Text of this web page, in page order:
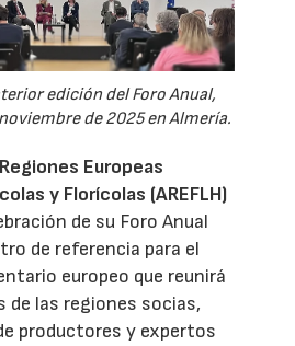
edición del Foro Anual,
de 2025 en Almería.
Europeas
y Florícolas (AREFLH)
de su Foro Anual
de referencia para el
europeo que reunirá
de las regiones socias,
productores y expertos